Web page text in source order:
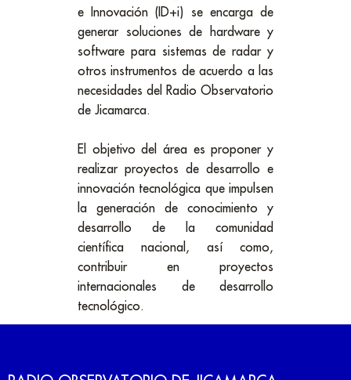
e Innovación (ID+i) se encarga de
generar soluciones de hardware y
software para sistemas de radar y
otros instrumentos de acuerdo a las
necesidades del Radio Observatorio
de Jicamarca.
El objetivo del área es proponer y
realizar proyectos de desarrollo e
innovación tecnológica que impulsen
la generación de conocimiento y
desarrollo de la comunidad
científica nacional, así como,
contribuir en proyectos
internacionales de desarrollo
tecnológico.